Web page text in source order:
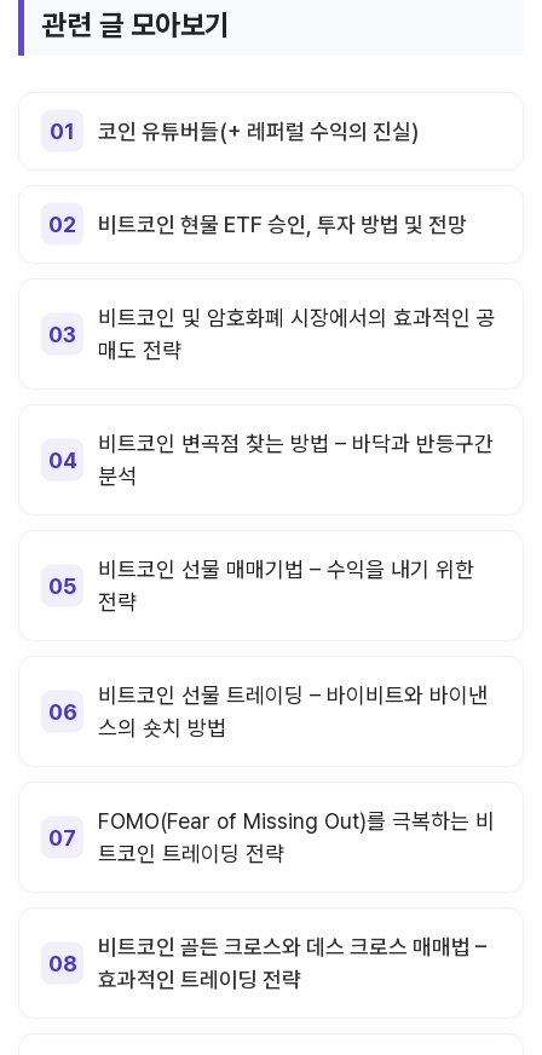
관련 글 모아보기
코인 유튜버들(+ 레퍼럴 수익의 진실)
비트코인 현물 ETF 승인, 투자 방법 및 전망
비트코인 및 암호화폐 시장에서의 효과적인 공
매도 전략
비트코인 변곡점 찾는 방법 – 바닥과 반등구간
분석
비트코인 선물 매매기법 – 수익을 내기 위한
전략
비트코인 선물 트레이딩 – 바이비트와 바이낸
스의 숏치 방법
FOMO(Fear of Missing Out)를 극복하는 비
트코인 트레이딩 전략
비트코인 골든 크로스와 데스 크로스 매매법 –
효과적인 트레이딩 전략